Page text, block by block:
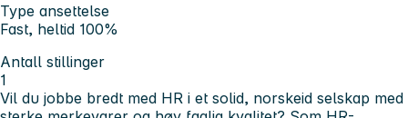
Type ansettelse
Fast, heltid 100%
Antall stillinger
1
Vil du jobbe bredt med HR i et solid, norskeid selskap med